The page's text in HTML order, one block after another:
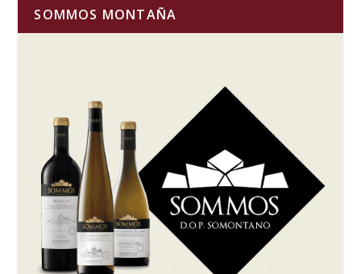
SOMMOS MONTAÑA